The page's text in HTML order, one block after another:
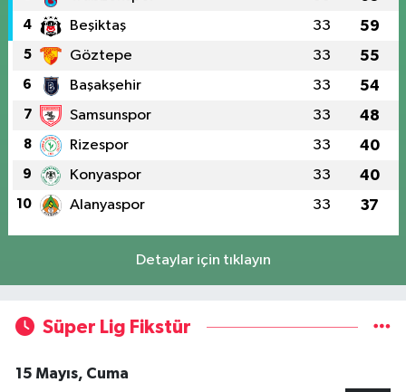
4 Beşiktaş 33 59
5 Göztepe 33 55
6 Başakşehir 33 54
7 Samsunspor 33 48
8 Rizespor 33 40
9 Konyaspor 33 40
10 Alanyaspor 33 37
Detaylar için tıklayın
Süper Lig Fikstür
15 Mayıs, Cuma